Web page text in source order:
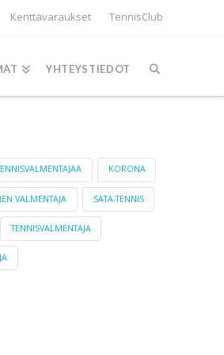
Kenttävaraukset TennisClub
YHTEYSTIEDOT
KORONA
VALMENTAJA SATA-TENNIS
TENNISVALMENTAJA